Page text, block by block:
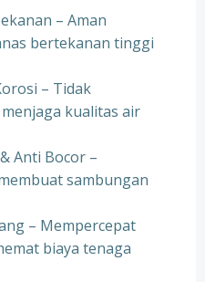
– Aman
bertekanan tinggi
– Tidak
kualitas air
Anti Bocor –
sambungan
– Mempercepat
biaya tenaga